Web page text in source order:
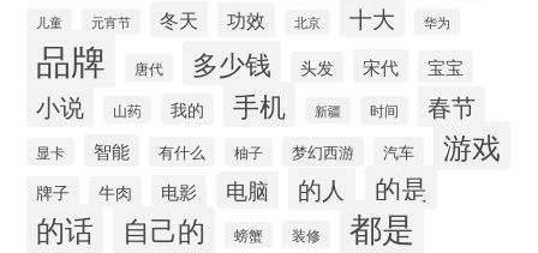
儿童 元宵节 冬天 功效 北京 十大 华为
品牌 唐代 多少钱 头发 宋代 宝宝
小说 山药 我的 手机 新疆 时间 春节
显卡 智能 有什么 柚子 梦幻西游 汽车 游戏
牌子 牛肉 电影 电脑 的人 的是
的话 自己的 螃蟹 装修 都是